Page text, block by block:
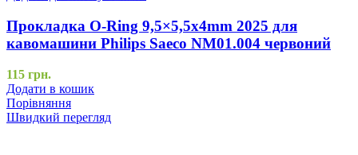
Прокладка O-Ring 9,5×5,5x4mm 2025 для
кавомашини Philips Saeco NM01.004 червоний
115 грн.
Додати в кошик
Порівняння
Швидкий перегляд